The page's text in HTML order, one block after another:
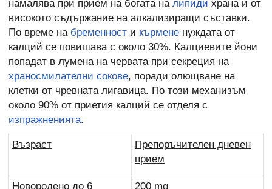
намалява при прием на богата на липиди храна и от
високото съдържание на алкализиращи съставки.
По време на бременност и кърмене нуждата от
калций се повишава с около 30%. Калциевите йони
попадат в лумена на червата при секреция на
храносмилателни сокове, поради олющване на
клетки от чревната лигавица. По този механизъм
около 90% от приетия калций се отделя с
изпражненията.
Възраст
Препоръчителен дневен
прием
Новородено до 6 200 mg